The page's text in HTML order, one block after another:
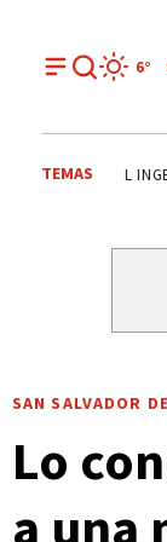
6°
TEMAS
DÍA DEL
SAN SALVADOR
Lo
a una